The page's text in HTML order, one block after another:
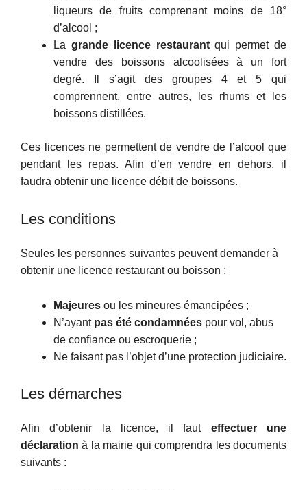
liqueurs de fruits comprenant moins de 18°
d’alcool ;
La grande licence restaurantqui permet de
vendre des boissons alcoolisées à un fort
degré. Il s’agit des groupes 4 et 5 qui
comprennent, entre autres, les rhums et les
boissons distillées.
Ces licences ne permettent de vendre de l’alcool que
pendant les repas. Afin d’en vendre en dehors, il
faudra obtenir une licence débit de boissons.
Les conditions
Seules les personnes suivantes peuvent demander à
obtenir une licence restaurant ou boisson :
Majeures ou les mineures émancipées ;
N’ayant pas été condamnées pour vol, abus
de confiance ou escroquerie ;
Ne faisant pas l’objet d’une protection judiciaire.
Les démarches
Afin d’obtenir la licence, il faut effectuer une
déclaration à la mairie qui comprendra les documents
suivants :